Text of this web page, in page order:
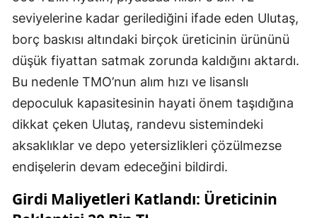
Uşak
Yozgat
Zonguldak
Aksaray
Bayburt
Karaman
seviyelerine kadar gerilediğini ifade eden Ulutaş,
borç baskısı altındaki birçok üreticinin ürününü
düşük fiyattan satmak zorunda kaldığını aktardı.
Bu nedenle TMO’nun alım hızı ve lisanslı
depoculuk kapasitesinin hayati önem taşıdığına
dikkat çeken Ulutaş, randevu sistemindeki
aksaklıklar ve depo yetersizlikleri çözülmezse
endişelerin devam edeceğini bildirdi.
Girdi Maliyetleri Katlandı: Üreticinin